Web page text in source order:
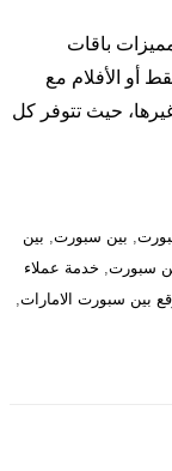
باقات
أو الأفلام مع
حيث تتوفر كل
بين سبورت بين
سبورت خدمة عملاء
بين سبورت الامارات